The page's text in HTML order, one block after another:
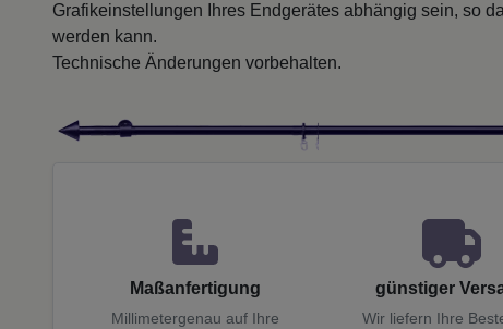
Grafikeinstellungen Ihres Endgerätes abhängig sein, so
werden kann.
Technische Änderungen vorbehalten.
Maßanfertigung
Millimetergenau auf Ihre
günstiger
Wir liefern Ihre